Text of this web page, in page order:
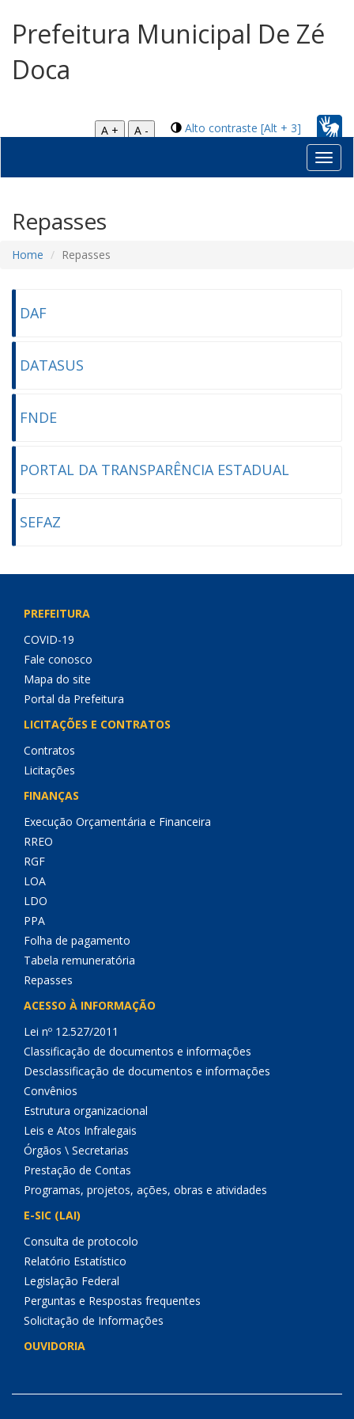
Prefeitura Municipal De Zé
Doca
Alto contraste [Alt + 3]
A +
A -
Repasses
Home Repasses
DAF
DATASUS
FNDE
PORTAL DA TRANSPARÊNCIA ESTADUAL
SEFAZ
PREFEITURA
COVID-19
Fale conosco
Mapa do site
Portal da Prefeitura
LICITAÇÕES E CONTRATOS
Contratos
Licitações
FINANÇAS
Execução Orçamentária e Financeira
RREO
RGF
LOA
LDO
PPA
Folha de pagamento
Tabela remuneratória
Repasses
ACESSO À INFORMAÇÃO
Lei nº 12.527/2011
Classificação de documentos e informações
Desclassificação de documentos e informações
Convênios
Estrutura organizacional
Leis e Atos Infralegais
Órgãos \ Secretarias
Prestação de Contas
Programas, projetos, ações, obras e atividades
E-SIC (LAI)
Consulta de protocolo
Relatório Estatístico
Legislação Federal
Perguntas e Respostas frequentes
Solicitação de Informações
OUVIDORIA